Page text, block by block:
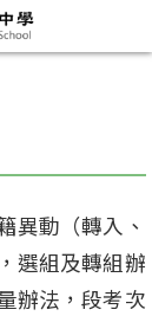
異動（轉入、
選組及轉組辦
辦法，段考次